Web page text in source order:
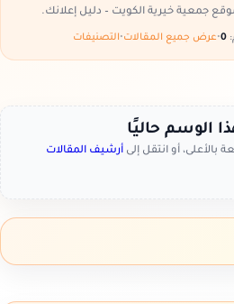
جمعية خيرية الكويت – دليل إعلانك.
•عرض جميع المقالات•التصنيفات
الوسم حاليًا
أو انتقل إلى أرشيف المقالات